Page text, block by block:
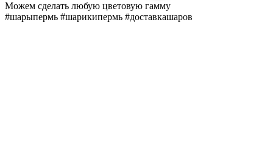
Можем сделать любую цветовую гамму
#шарыпермь #шарикипермь #доставкашаров